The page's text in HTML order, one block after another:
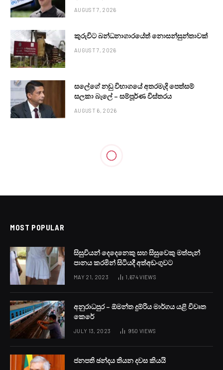
AUGUST 7, 2026
කුරුවිට බන්ධනාගාරයේත් නොසන්සුන්තාවක්
AUGUST 7, 2026
සලේගේ නඩු විභාගයේ අතරමැදි පෙත්සම්
සලකා බැලේ – සම්පූර්ණ විස්තරය
AUGUST 6, 2026
ඇමතිට ලැබුනු තීන්දුව
මන්ත්‍රීන්ට බලපෑමක් නෑ
BYLANKA24X7 OCTOBER 10, 2023 NO COMMENTS 1 MIN READ